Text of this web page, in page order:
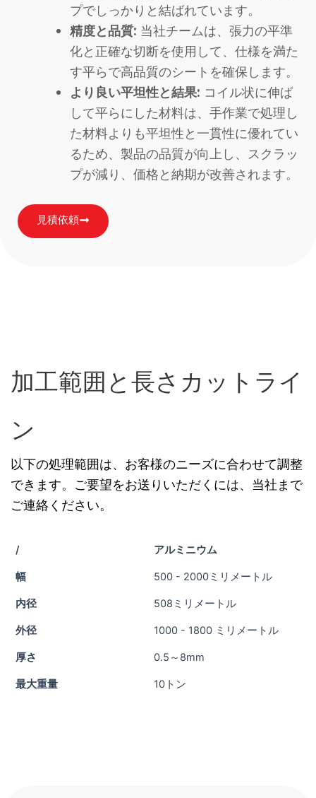
プでしっかりと結ばれています。
精度と品質: 当社チームは、張力の平準
化と正確な切断を使用して、仕様を満た
す平らで高品質のシートを確保します。
より良い平坦性と結果: コイル状に伸ば
して平らにした材料は、手作業で処理し
た材料よりも平坦性と一貫性に優れてい
るため、製品の品質が向上し、スクラッ
プが減り、価格と納期が改善されます。
見積依頼
加工範囲と長さカットライ
ン
以下の処理範囲は、お客様のニーズに合わせて調整
できます。ご要望をお送りいただくには、当社まで
ご連絡ください。
/ アルミニウム
幅 500 - 2000ミリメートル
内径 508ミリメートル
外径 1000 - 1800 ミリメートル
厚さ 0.5～8mm
最大重量 10トン